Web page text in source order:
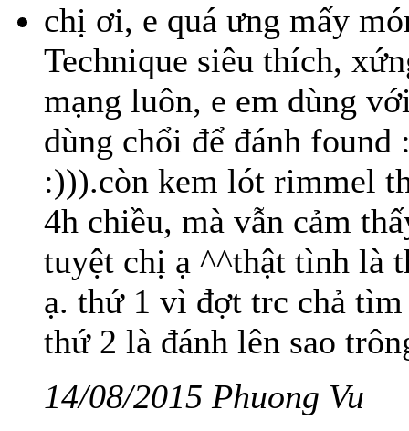
chị ơi, e quá ưng mấy
Technique siêu thích,
mạng luôn, e em dùng
dùng chổi để đánh
:))).còn kem lót rimmel
4h chiều, mà vẫn cảm
tuyệt chị ạ ^^thật tình là
ạ. thứ 1 vì đợt trc chả
thứ 2 là đánh lên sao
14/08/2015 Phuong Vu